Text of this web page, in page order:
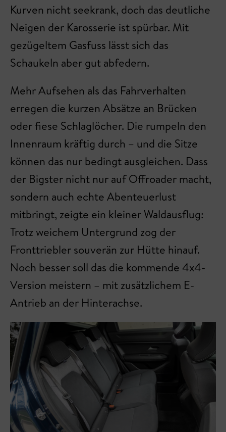
Kurven nicht seekrank, doch das deutliche
Neigen der Karosserie ist spürbar. Mit
gezügeltem Gasfuss lässt sich das
Schaukeln aber gut abfedern.
Mehr Aufsehen als das Fahrverhalten
erregen die kurzen Absätze an Brücken
oder fiese Schlaglöcher. Die rumpeln den
Innenraum kräftig durch – und die Sitze
können das nur bedingt ausgleichen. Dass
der Bigster nicht nur auf Offroader macht,
sondern auch echte Abenteuerlust
mitbringt, zeigte ein kleiner Waldausflug:
Trotz weichem Untergrund zog der
Fronttriebler souverän zur Hütte hinauf.
Noch besser soll das die kommende 4x4-
Version meistern – mit zusätzlichem E-
Antrieb an der Hinterachse.